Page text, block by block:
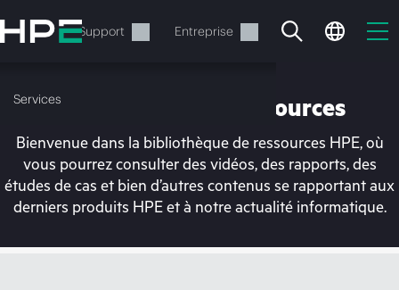
au
contenu
Services Support Entreprise
Services
Votre panier est
Bibliothèque de ressources
Bienvenue dans la bibliothèque de ressources HPE, où
vous pourrez consulter des vidéos, des rapports, des
études de cas et bien d’autres contenus se rapportant aux
derniers produits HPE et à notre actualité informatique.